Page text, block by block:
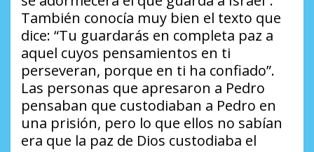
También conocía muy bien el texto que
dice: “Tu guardarás en completa paz a
aquel cuyos pensamientos en ti
perseveran, porque en ti ha confiado”.
Las personas que apresaron a Pedro
pensaban que custodiaban a Pedro en
una prisión, pero lo que ellos no sabían
era que la paz de Dios custodiaba el